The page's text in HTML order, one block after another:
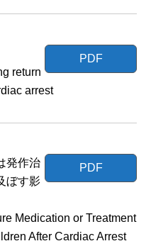
PDF
return
arrest
PDF
発作治
ぼす影
Medication or Treatment
After Cardiac Arrest